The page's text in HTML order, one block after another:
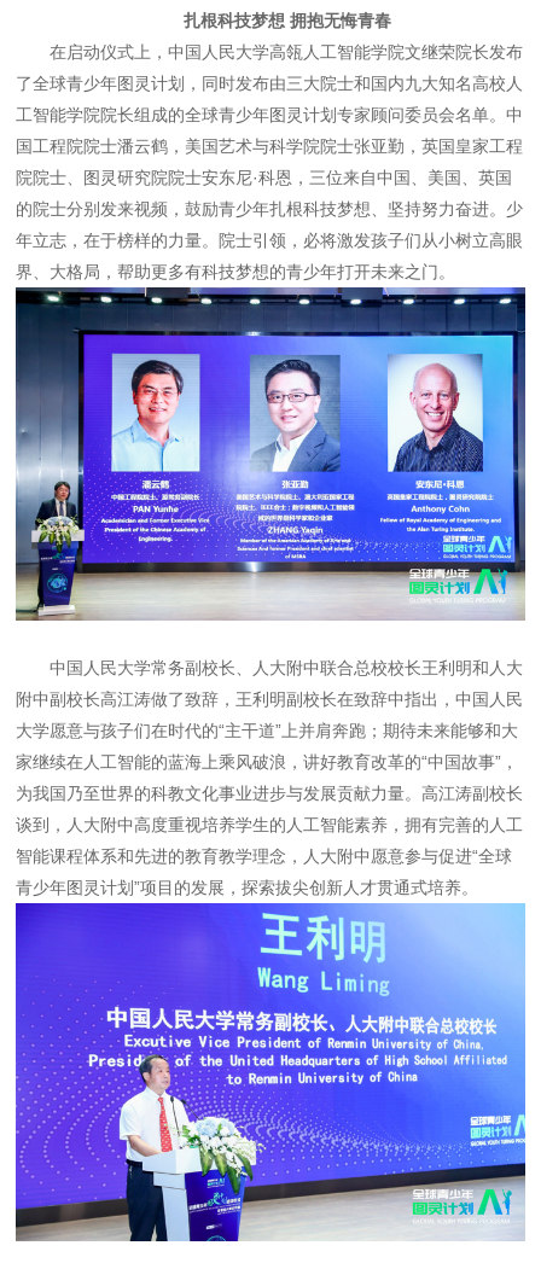
扎根科技梦想 拥抱无悔青春
在启动仪式上，中国人民大学高瓴人工智能学院文继荣院长发布
了全球青少年图灵计划，同时发布由三大院士和国内九大知名高校人
工智能学院院长组成的全球青少年图灵计划专家顾问委员会名单。中
国工程院院士潘云鹤，美国艺术与科学院院士张亚勤，英国皇家工程
院院士、图灵研究院院士安东尼·科恩，三位来自中国、美国、英国
的院士分别发来视频，鼓励青少年扎根科技梦想、坚持努力奋进。少
年立志，在于榜样的力量。院士引领，必将激发孩子们从小树立高眼
界、大格局，帮助更多有科技梦想的青少年打开未来之门。
中国人民大学常务副校长、人大附中联合总校校长王利明和人大
附中副校长高江涛做了致辞，王利明副校长在致辞中指出，中国人民
大学愿意与孩子们在时代的“主干道”上并肩奔跑；期待未来能够和大
家继续在人工智能的蓝海上乘风破浪，讲好教育改革的“中国故事”，
为我国乃至世界的科教文化事业进步与发展贡献力量。高江涛副校长
谈到，人大附中高度重视培养学生的人工智能素养，拥有完善的人工
智能课程体系和先进的教育教学理念，人大附中愿意参与促进“全球
青少年图灵计划”项目的发展，探索拔尖创新人才贯通式培养。